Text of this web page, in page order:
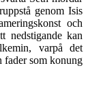
genom Isis
och
nedstigande kan
varpå det
fader som konung